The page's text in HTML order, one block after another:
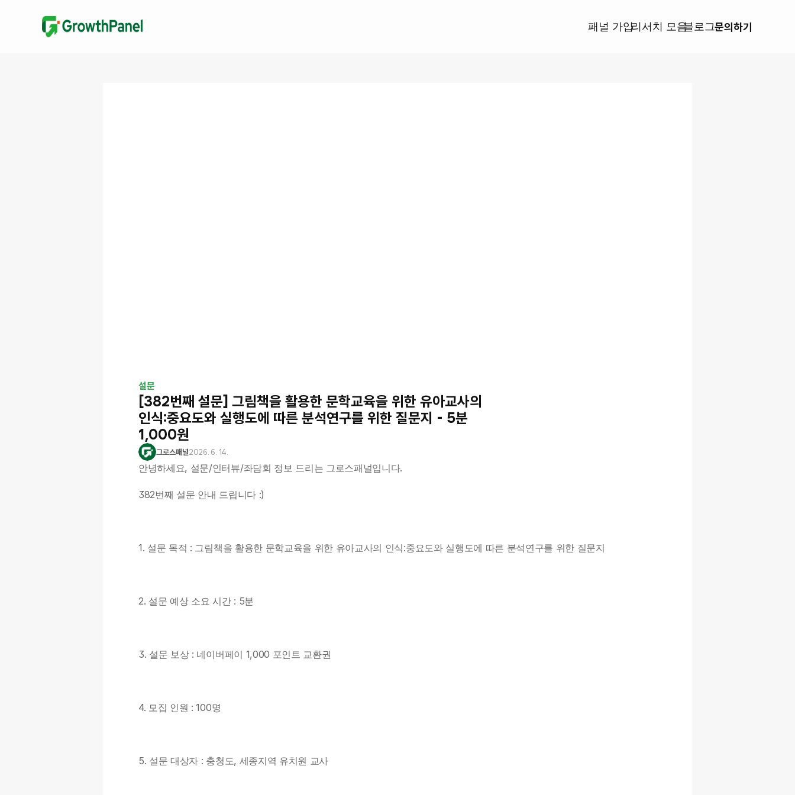
패널 가입리서치 모음블로그문의하기
설문
[382번째 설문] 그림책을 활용한 문학교육을 위한 유아교사의
인식:중요도와 실행도에 따른 분석연구를 위한 질문지 - 5분
1,000원
그로스패널2026. 6. 14.
안녕하세요, 설문/인터뷰/좌담회 정보 드리는 그로스패널입니다.
382번째 설문 안내 드립니다 :)
1. 설문 목적 : 그림책을 활용한 문학교육을 위한 유아교사의 인식:중요도와 실행도에 따른 분석연구를 위한 질문지
2. 설문 예상 소요 시간 : 5분
3. 설문 보상 : 네이버페이 1,000 포인트 교환권
4. 모집 인원 : 100명
5. 설문 대상자 : 충청도, 세종지역 유치원 교사